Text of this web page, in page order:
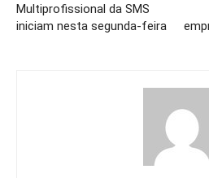
Multiprofissional da SMS
iniciam nesta segunda-feira